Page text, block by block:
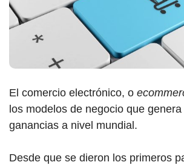
El comercio electrónico, o
los modelos de negocio que
ganancias a nivel mundial.
Desde que se dieron los primeros